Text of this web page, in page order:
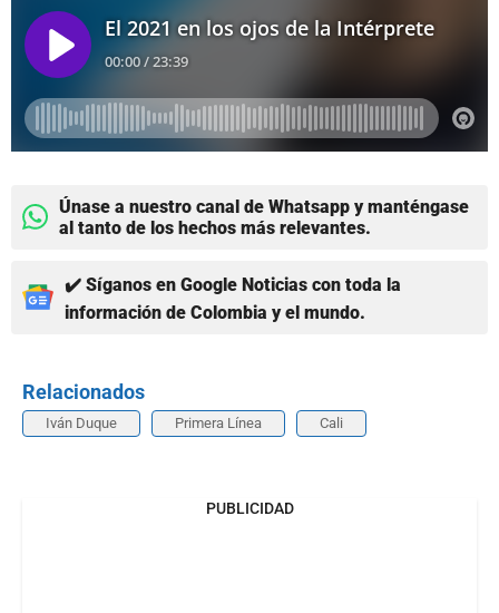
Únase a nuestro canal de Whatsapp y manténgase
al tanto de los hechos más relevantes.
✔️ Síganos en Google Noticias con toda la
información de Colombia y el mundo.
Relacionados
Iván Duque Primera Línea Cali
PUBLICIDAD